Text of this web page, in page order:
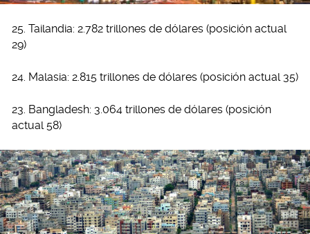
25. Tailandia: 2.782 trillones de dólares (posición actual
29)
24. Malasia: 2.815 trillones de dólares (posición actual 35)
23. Bangladesh: 3.064 trillones de dólares (posición
actual 58)